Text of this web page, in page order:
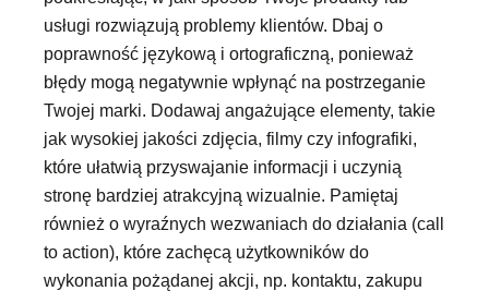
usługi rozwiązują problemy klientów. Dbaj o
poprawność językową i ortograficzną, ponieważ
błędy mogą negatywnie wpłynąć na postrzeganie
Twojej marki. Dodawaj angażujące elementy, takie
jak wysokiej jakości zdjęcia, filmy czy infografiki,
które ułatwią przyswajanie informacji i uczynią
stronę bardziej atrakcyjną wizualnie. Pamiętaj
również o wyraźnych wezwaniach do działania (call
to action), które zachęcą użytkowników do
wykonania pożądanej akcji, np. kontaktu, zakupu